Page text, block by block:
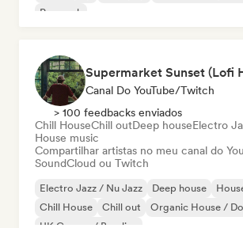
Pop rock
Supermarket Sunset (Lofi
Canal Do YouTube/Twitch
> 100 feedbacks enviados
Chill HouseChill outDeep houseElectro
House music
Compartilhar artistas no meu canal do
SoundCloud ou Twitch
Electro Jazz / Nu Jazz Deep house
Chill House
Chill out
Organic House /